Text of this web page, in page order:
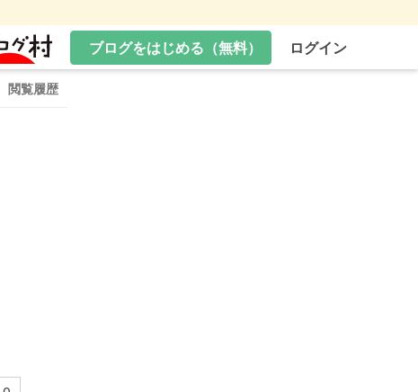
ブログをはじめる（無料）
ログイン
閲覧履歴